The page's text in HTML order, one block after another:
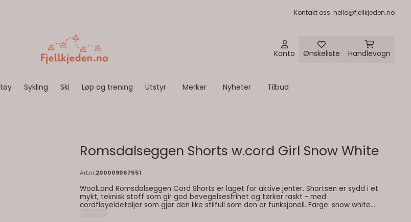
Kontakt oss: hello@fjellkjeden.no
Konto Ønskeliste Handlevogn
Sykling Ski Løp og trening Utstyr Merker Nyheter Tilbud
Romsdalseggen Shorts w.cord Girl Snow White
Art.nr:200009067551
WoolLand Romsdalseggen Cord Shorts er laget for aktive jenter. Shortsen er sydd i et
mykt, teknisk stoff som gir god bevegelsesfrihet og tørker raskt - med
cordfløyeldetaljer som gjør den like stilfull som den er funksjonell. Farge: snow white